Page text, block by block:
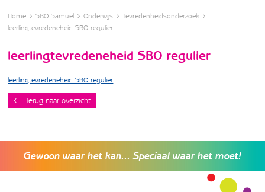
Home SBO Samuël Onderwijs
Tevredenheidsonderzoek
leerlingtevredeneheid SBO regulier
leerlingtevredeneheid SBO regulier
leerlingtevredeneheid SBO regulier
Terug naar overzicht
Gewoon waar het kan... Speciaal waar het moet!